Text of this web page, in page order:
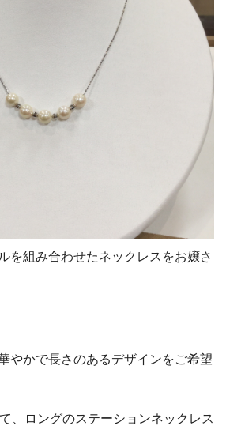
を組み合わせたネックレスをお嬢さ
やかで長さのあるデザインをご希望
、ロングのステーションネックレス